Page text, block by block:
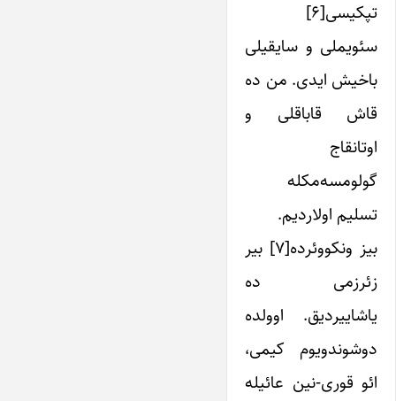
تپکیسی[۶]
سئویملی و سایقیلی
باخیش ایدی. من ده
قاش قاباقلی و
اوتانقاج
گولومسه‌مکله
تسلیم اولاردیم.
بیز ونکووئرده[۷] بیر
زئرزمی ده
یاشاییردیق. اوولده
دوشوندویوم کیمی،
ائو قوری-نین عائیله